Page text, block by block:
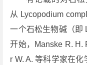
从 Lycopodium
一个石松生物碱（即
开始，Manske R. H.
r W. A. 等科学家在